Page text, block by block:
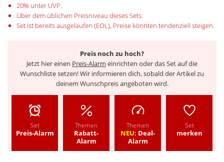
20% unter UVP.
Über dem üblichen Preisniveau dieses Sets.
Set ist bereits ausgelaufen (EOL), Preise könnten tendenziell steigen.
Preis noch zu hoch?
Jetzt hier einen Preis-Alarm einrichten oder das Set auf die
Wunschliste setzen! Wir informieren dich, sobald der Artikel zu
deinem Wunschpreis angeboten wird.
Set
Preis-Alarm
Themen
Rabatt-
Alarm
Themen
NEU: Deal-
Alarm
Set
merken